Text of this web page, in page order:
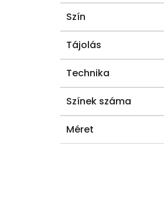
Szín
Tájolás
Technika
Színek száma
Méret